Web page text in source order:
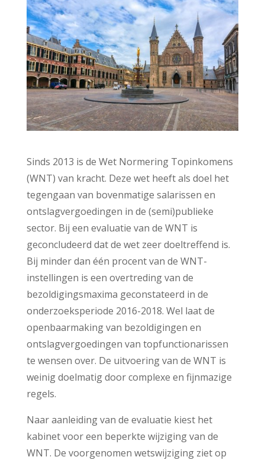
Sinds 2013 is de Wet Normering Topinkomens
(WNT) van kracht. Deze wet heeft als doel het
tegengaan van bovenmatige salarissen en
ontslagvergoedingen in de (semi)publieke
sector. Bij een evaluatie van de WNT is
geconcludeerd dat de wet zeer doeltreffend is.
Bij minder dan één procent van de WNT-
instellingen is een overtreding van de
bezoldigingsmaxima geconstateerd in de
onderzoeksperiode 2016-2018. Wel laat de
openbaarmaking van bezoldigingen en
ontslagvergoedingen van topfunctionarissen
te wensen over. De uitvoering van de WNT is
weinig doelmatig door complexe en fijnmazige
regels.
Naar aanleiding van de evaluatie kiest het
kabinet voor een beperkte wijziging van de
WNT. De voorgenomen wetswijziging ziet op